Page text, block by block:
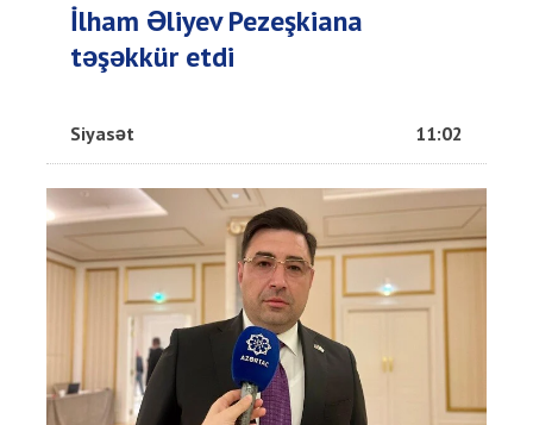
İlham Əliyev Pezeşkiana
təşəkkür etdi
Siyasət 11:02